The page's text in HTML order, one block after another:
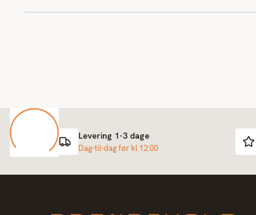
Levering 1-3 dage
Dag-til-dag før kl 12:00